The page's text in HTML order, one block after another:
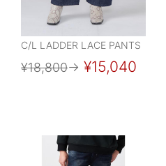
C/L LADDER LACE PANTS
¥18,800→ ¥15,040